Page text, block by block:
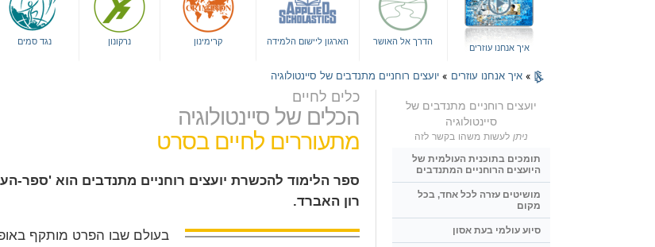
איך אנחנו עוזרים
הדרך אל האושר הארגון ליישום הלמידה קרימינון נרקונון נגד סמים
» איך אנחנו עוזרים » יועצים רוחניים מתנדבים של סיינטולוגיה
כלים לחיים
הכלים של סיינטולוגיה
מתעוררים לחיים בסרט
ספר הלימוד להכשרת יועצים רוחניים מתנדבים הוא 'ספר-
רון האברד.
בעולם שבו הפרט מותקף באופן
יועצים רוחניים מתנדבים של
סיינטולוגיה
ניתן לעשות משהו בקשר לזה
תומכים בתוכנית העולמית של
היועצים הרוחניים המתנדבים
מושיטים עזרה לכל אחד, בכל
מקום
סיוע עולמי בעת אסון